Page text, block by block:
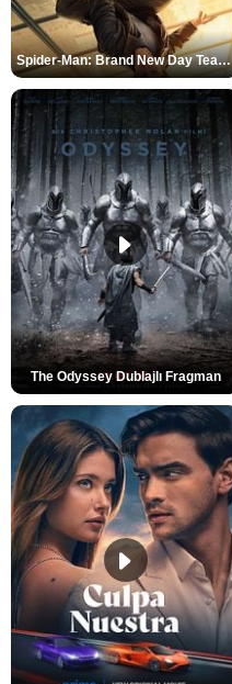
Spider-Man: Brand New Day Teaser
The Odyssey Dublajlı Fragman